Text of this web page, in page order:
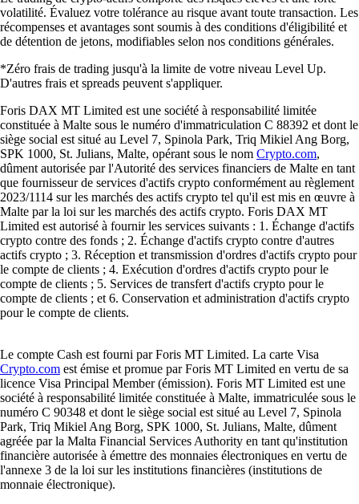
volatilité. Évaluez votre tolérance au risque avant toute transaction. Les
récompenses et avantages sont soumis à des conditions d'éligibilité et
de détention de jetons, modifiables selon nos conditions générales.
*Zéro frais de trading jusqu'à la limite de votre niveau Level Up.
D'autres frais et spreads peuvent s'appliquer.
Foris DAX MT Limited est une société à responsabilité limitée
constituée à Malte sous le numéro d'immatriculation C 88392 et dont le
siège social est situé au Level 7, Spinola Park, Triq Mikiel Ang Borg,
SPK 1000, St. Julians, Malte, opérant sous le nom Crypto.com,
dûment autorisée par l'Autorité des services financiers de Malte en tant
que fournisseur de services d'actifs crypto conformément au règlement
2023/1114 sur les marchés des actifs crypto tel qu'il est mis en œuvre à
Malte par la loi sur les marchés des actifs crypto. Foris DAX MT
Limited est autorisé à fournir les services suivants : 1. Échange d'actifs
crypto contre des fonds ; 2. Échange d'actifs crypto contre d'autres
actifs crypto ; 3. Réception et transmission d'ordres d'actifs crypto pour
le compte de clients ; 4. Exécution d'ordres d'actifs crypto pour le
compte de clients ; 5. Services de transfert d'actifs crypto pour le
compte de clients ; et 6. Conservation et administration d'actifs crypto
pour le compte de clients.
Le compte Cash est fourni par Foris MT Limited. La carte Visa
Crypto.com est émise et promue par Foris MT Limited en vertu de sa
licence Visa Principal Member (émission). Foris MT Limited est une
société à responsabilité limitée constituée à Malte, immatriculée sous le
numéro C 90348 et dont le siège social est situé au Level 7, Spinola
Park, Triq Mikiel Ang Borg, SPK 1000, St. Julians, Malte, dûment
agréée par la Malta Financial Services Authority en tant qu'institution
financière autorisée à émettre des monnaies électroniques en vertu de
l'annexe 3 de la loi sur les institutions financières (institutions de
monnaie électronique).